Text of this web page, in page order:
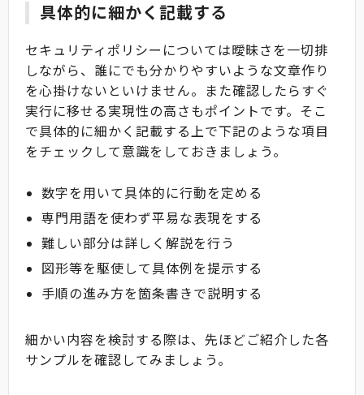
具体的に細かく記載する
セキュリティポリシーについては曖昧さを一切排
しながら、誰にでも分かりやすいような文章作り
を心掛けないといけません。また確認したらすぐ
実行に移せる実現性の高さもポイントです。そこ
で具体的に細かく記載する上で下記のような項目
をチェックして意識をしておきましょう。
数字を用いて具体的に行動を定める
専門用語を使わず平易な表現をする
難しい部分は詳しく解説を行う
図形等を駆使して具体例を提示する
手順の進み方を箇条書きで説明する
細かい内容を検討する際は、先ほどご紹介した各
サンプルを確認してみましょう。